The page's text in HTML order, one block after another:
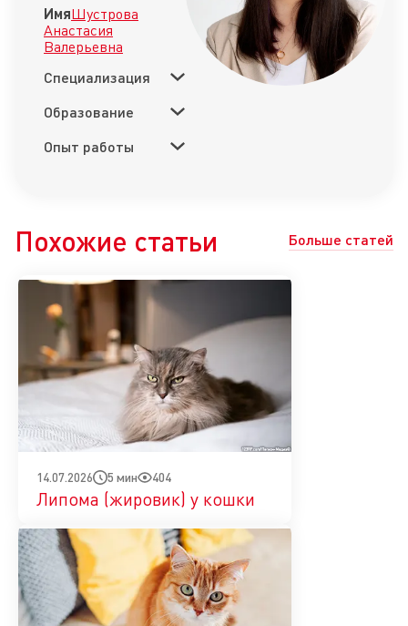
ИмяШустрова
Анастасия
Валерьевна
Специализация
Образование
Опыт работы
Похожие статьи Больше статей
14.07.2026 5 мин 404
Липома (жировик) у кошки